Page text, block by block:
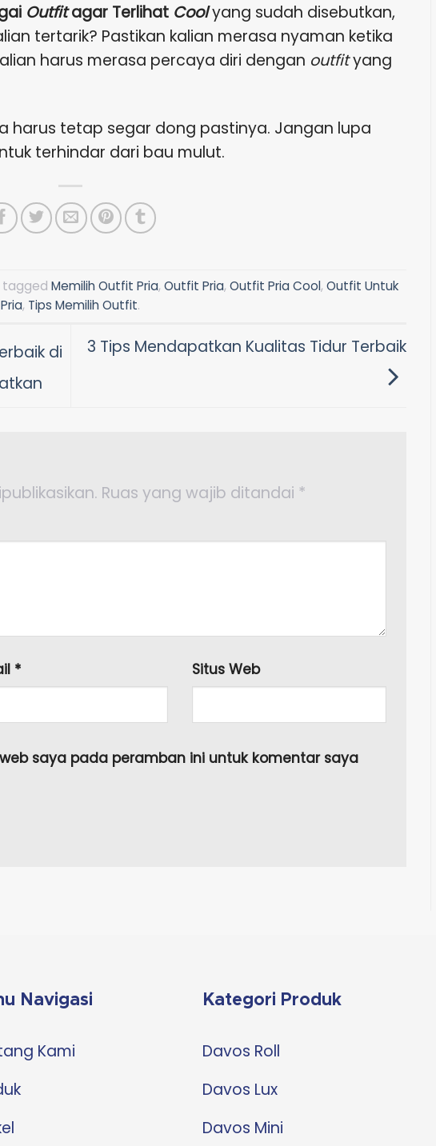
Outfitagar Terlihat Coolyang sudah disebutkan,
tertarik? Pastikan kalian merasa nyaman ketika
harus merasa percaya diri dengan outfityang
harus tetap segar dong pastinya. Jangan lupa
terhindar dari bau mulut.
tagged Memilih Outfit Pria, Outfit Pria, Outfit Pria Cool, Outfit Untuk
Pria, Tips Memilih Outfit.
di
3 Tips Mendapatkan Kualitas Tidur Terbaik
Ruas yang wajib ditandai *
* Situs Web
saya pada peramban ini untuk komentar saya
Navigasi
Kami
Kategori Produk
Davos Roll
Davos Lux
Davos Mini